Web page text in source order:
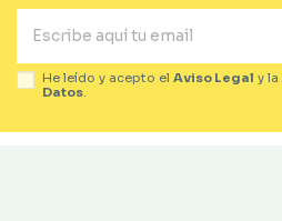
He leído y acepto el Aviso Legal y la
Datos.